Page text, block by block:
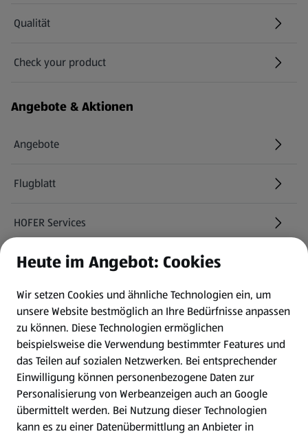
Qualität
Check your product
(öffnet in einem neuen Tab)
Angebote & Aktionen
Angebote
Flugblatt
HOFER Services
Newsletter
WhatsApp
Gewinnspiele
Mein HOFER. Meine Einkäufe.
Meine Meinung. Mein HOFER.
Heute im Angebot: Cookies
Wir setzen Cookies und ähnliche Technologien ein, um
unsere Website bestmöglich an Ihre Bedürfnisse anpassen
zu können. Diese Technologien ermöglichen
beispielsweise die Verwendung bestimmter Features und
das Teilen auf sozialen Netzwerken. Bei entsprechender
Einwilligung können personenbezogene Daten zur
Personalisierung von Werbeanzeigen auch an Google
übermittelt werden. Bei Nutzung dieser Technologien
kann es zu einer Datenübermittlung an Anbieter in